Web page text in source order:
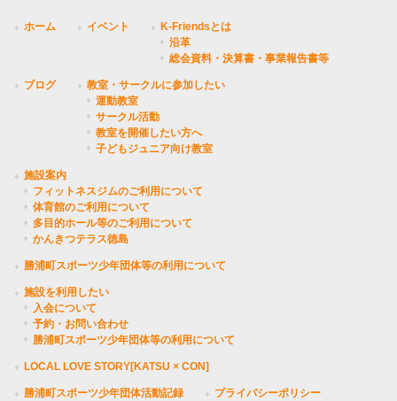
ホーム イベント
K-Friendsとは
沿革
総会資料・決算書・事業報告書等
ブログ
教室・サークルに参加したい
運動教室
サークル活動
教室を開催したい方へ
子どもジュニア向け教室
施設案内
フィットネスジムのご利用について
体育館のご利用について
多目的ホール等のご利用について
かんきつテラス徳島
勝浦町スポーツ少年団体等の利用について
施設を利用したい
入会について
予約・お問い合わせ
勝浦町スポーツ少年団体等の利用について
LOCAL LOVE STORY[KATSU × CON]
勝浦町スポーツ少年団体活動記録 プライバシーポリシー